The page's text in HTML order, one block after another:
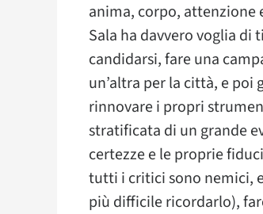
anima, corpo, attenzione
Sala ha davvero voglia
candidarsi, fare una
un’altra per la città, e poi
rinnovare i propri
stratificata di un grande
certezze e le proprie
tutti i critici sono nemici,
più difficile ricordarlo),